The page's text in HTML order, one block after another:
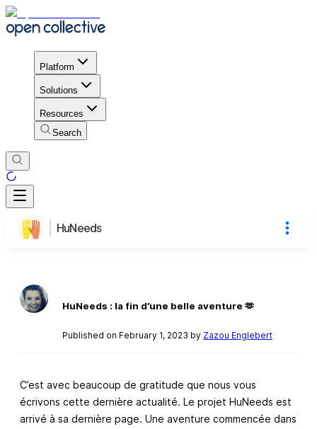
Platform
Solutions
Resources
Search
HuNeeds
HuNeeds : la fin d’une belle aventure 🫶
Published on February 1, 2023 by Zazou Englebert
C’est avec beaucoup de gratitude que nous vous
écrivons cette dernière actualité. Le projet HuNeeds est
arrivé à sa dernière page. Une aventure commencée dans